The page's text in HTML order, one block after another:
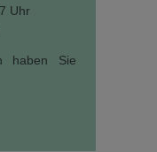
Uhr
haben Sie